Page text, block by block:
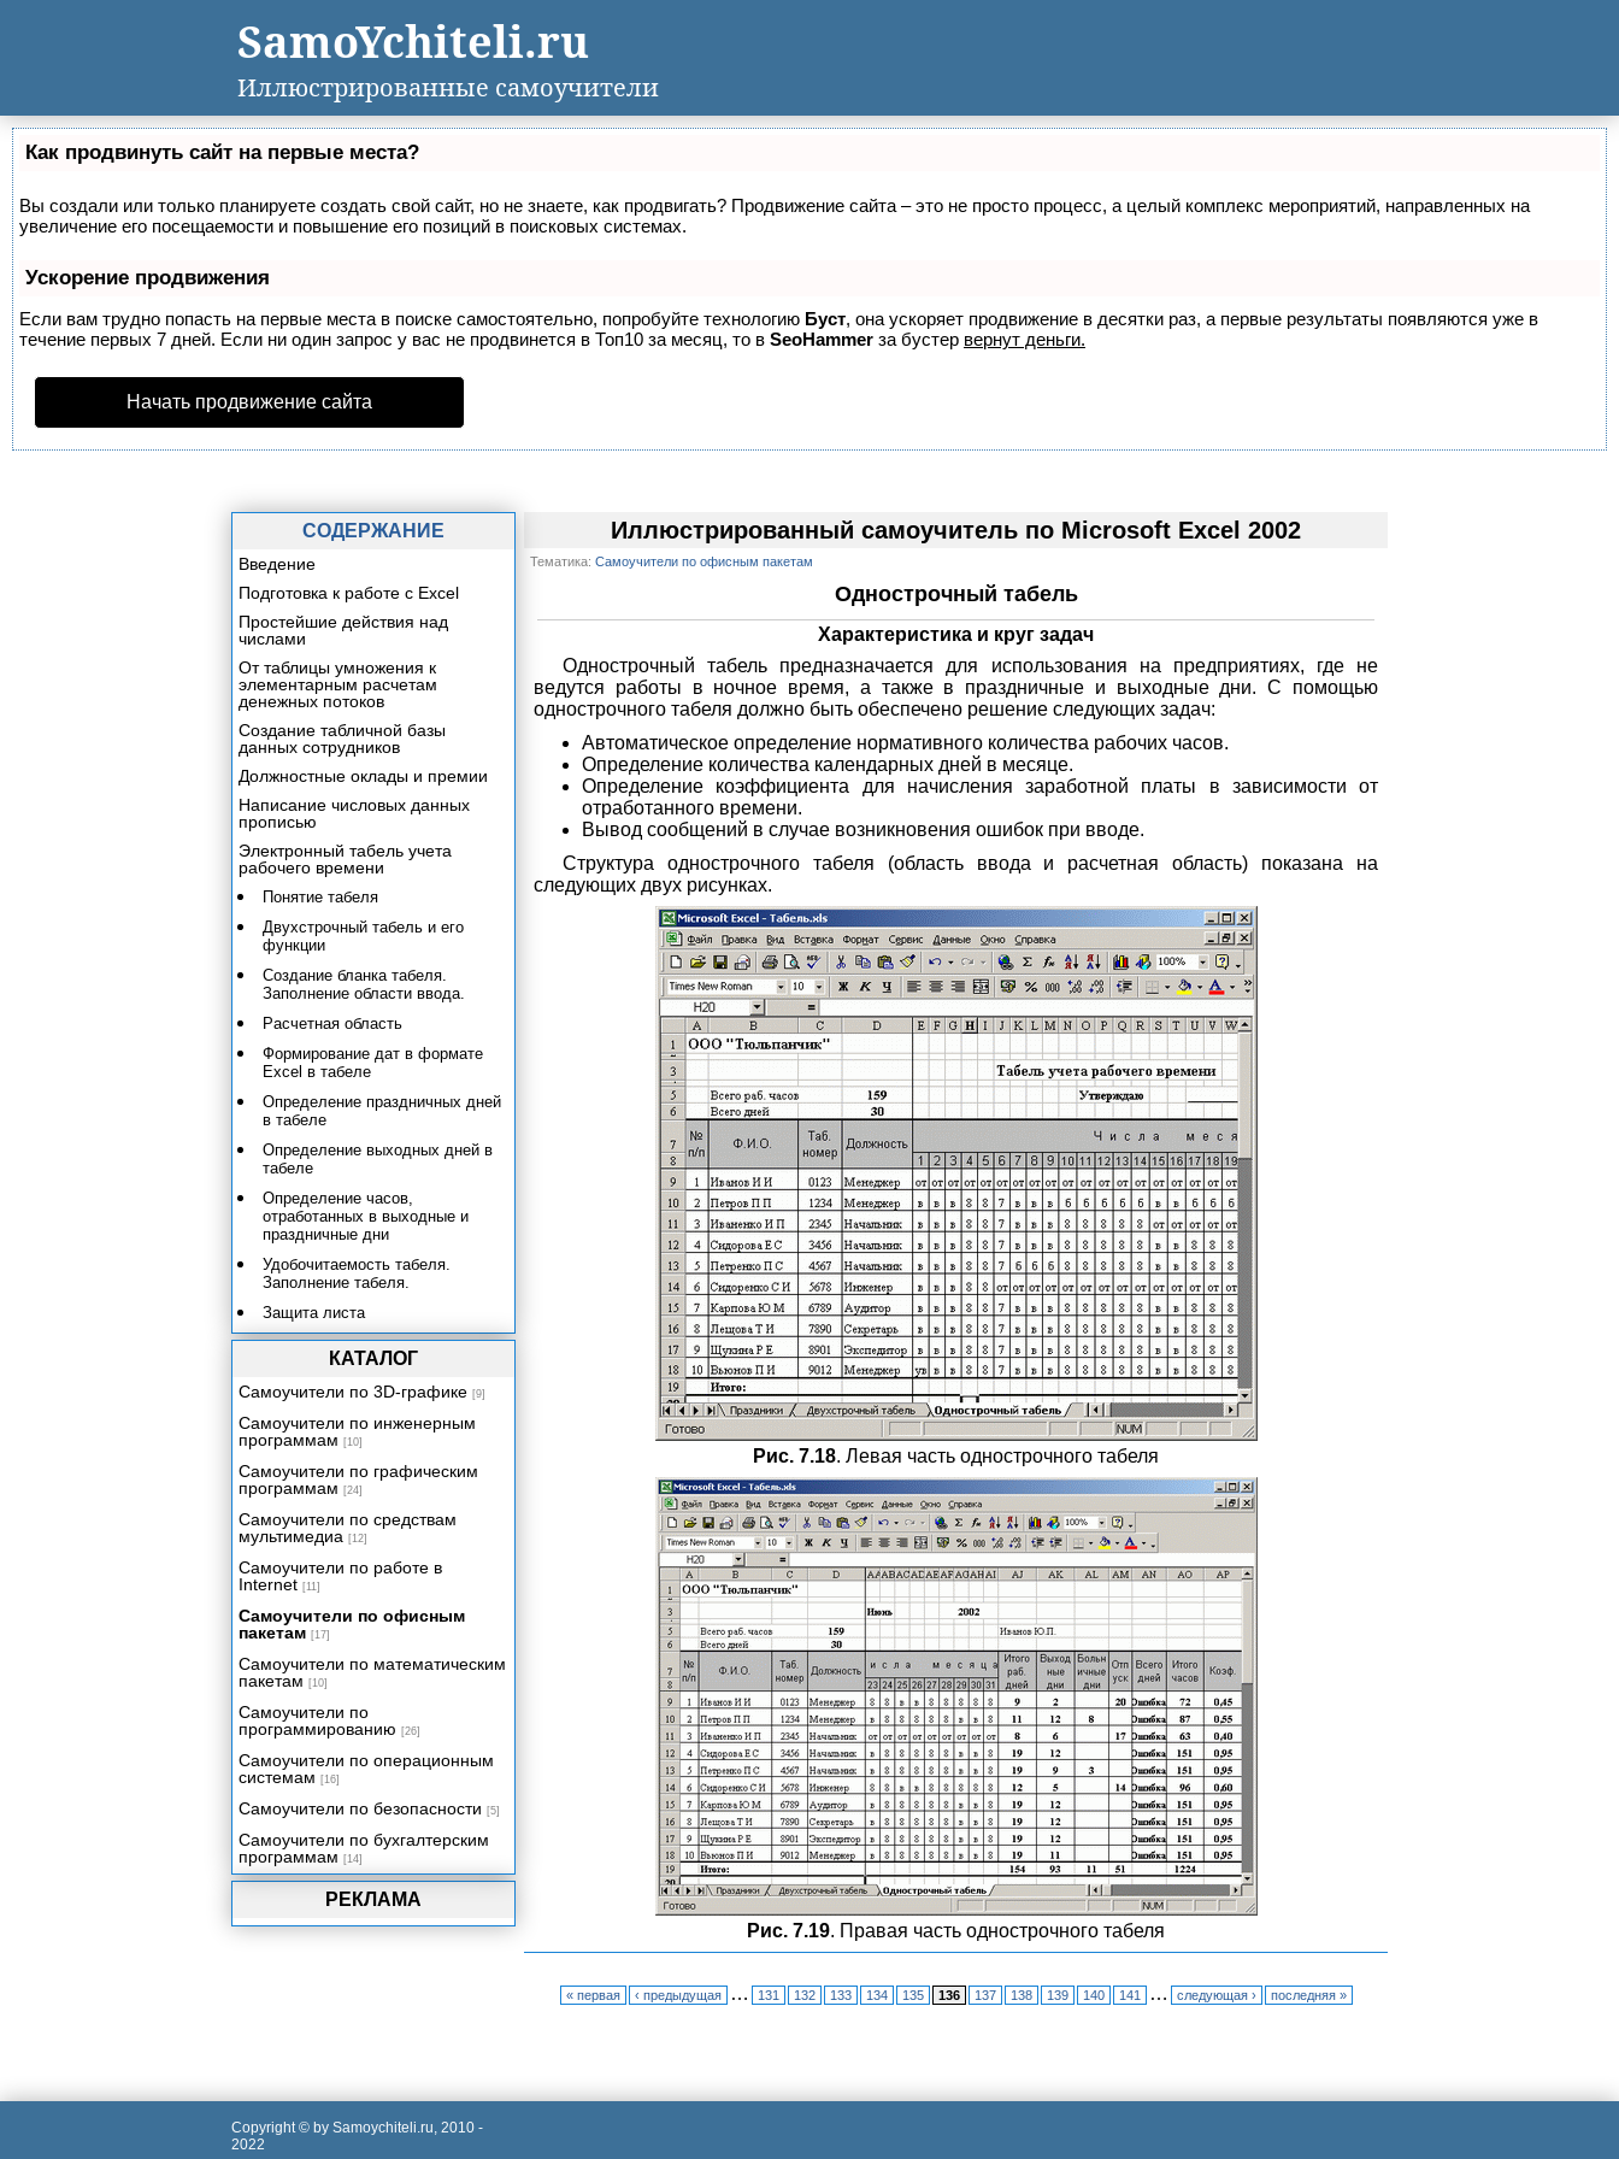
Как продвинуть сайт на первые места?
Вы создали или только планируете создать свой сайт, но не знаете, как продвигать? Продвижение сайта – это не просто процесс, а целый комплекс мероприятий, направленных на
увеличение его посещаемости и повышение его позиций в поисковых системах.
Ускорение продвижения
Если вам трудно попасть на первые места в поиске самостоятельно, попробуйте технологию Буст, она ускоряет продвижение в десятки раз, а первые результаты появляются уже в
течение первых 7 дней. Если ни один запрос у вас не продвинется в Топ10 за месяц, то в SeoHammer за бустер вернут деньги.
Начать продвижение сайта
Иллюстрированный самоучитель по Microsoft Excel 2002
Тематика: Самоучители по офисным пакетам
Однострочный табель
Характеристика и круг задач
Однострочный табель предназначается для использования на предприятиях, где не
ведутся работы в ночное время, а также в праздничные и выходные дни. С помощью
однострочного табеля должно быть обеспечено решение следующих задач:
Автоматическое определение нормативного количества рабочих часов.
Определение количества календарных дней в месяце.
Определение коэффициента для начисления заработной платы в зависимости от
отработанного времени.
Вывод сообщений в случае возникновения ошибок при вводе.
Структура однострочного табеля (область ввода и расчетная область) показана на
следующих двух рисунках.
Рис. 7.18. Левая часть однострочного табеля
Рис. 7.19. Правая часть однострочного табеля
« первая ‹ предыдущая … 131 132 133 134 135 136 137 138 139 140 141 … следующая › последняя »
РЕКЛАМА
СОДЕРЖАНИЕ
Введение
Подготовка к работе с Excel
Простейшие действия над
числами
От таблицы умножения к
элементарным расчетам
денежных потоков
Создание табличной базы
данных сотрудников
Должностные оклады и премии
Написание числовых данных
прописью
Электронный табель учета
рабочего времени
Понятие табеля
Двухстрочный табель и его
функции
Создание бланка табеля.
Заполнение области ввода.
Расчетная область
Формирование дат в формате
Excel в табеле
Определение праздничных дней
в табеле
Определение выходных дней в
табеле
Определение часов,
отработанных в выходные и
праздничные дни
Удобочитаемость табеля.
Заполнение табеля.
Защита листа
Однострочный табель
количества рабочих часов
Заполнение области ввода
Расчетная область
Учет и налогообложение доходов
физических лиц
Учет доходов и расходов в быту и
бизнесе
Функции рабочего листа
КАТАЛОГ
Самоучители по 3D-графике [9]
Самоучители по инженерным
программам [10]
Самоучители по графическим
программам [24]
Самоучители по средствам
мультимедиа [12]
Самоучители по работе в
Internet [11]
Самоучители по офисным
пакетам [17]
Самоучители по математическим
пакетам [10]
Самоучители по
программированию [26]
Самоучители по операционным
системам [16]
Самоучители по безопасности [5]
Самоучители по бухгалтерским
программам [14]
SamoYchiteli.ru
Иллюстрированные самоучители
Copyright © by Samoychiteli.ru, 2010 -
2022